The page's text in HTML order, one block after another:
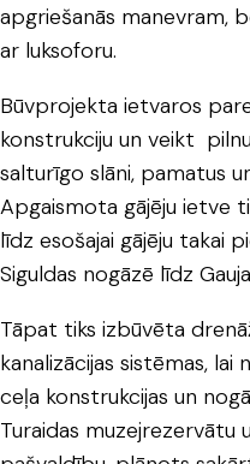
apgriešanās manevram,
ar luksoforu.
Būvprojekta ietvaros
konstrukciju un veikt
salturīgo slāni, pamatus
Apgaismota gājēju ietve
līdz esošajai gājēju takai
Siguldas nogāzē līdz
Tāpat tiks izbūvēta
kanalizācijas sistēmas,
ceļa konstrukcijas un
Turaidas muzejrezervātu